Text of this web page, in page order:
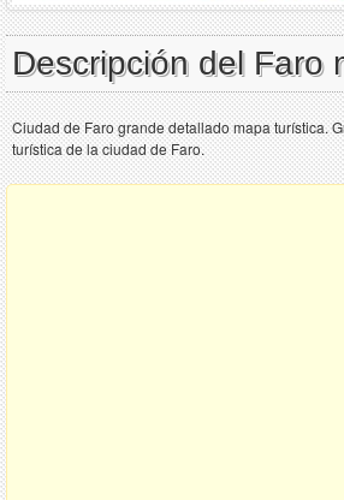
Descripción del Faro
Ciudad de Faro grande detallado mapa turística.
turística de la ciudad de Faro.